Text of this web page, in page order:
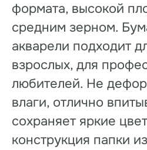
формата, высокой
средним зерном.
акварели подходит
взрослых, для
любителей. Не
влаги, отлично
сохраняет яркие
конструкция папки